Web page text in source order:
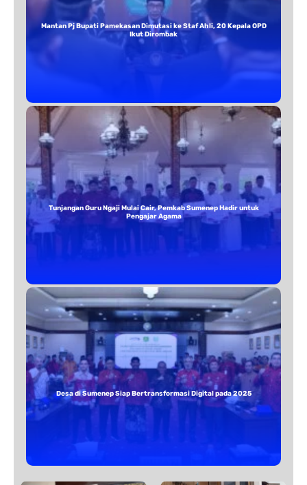
Mantan Pj Bupati Pamekasan Dimutasi ke Staf Ahli, 20 Kepala OPD
Ikut Dirombak
Tunjangan Guru Ngaji Mulai Cair, Pemkab Sumenep Hadir untuk
Pengajar Agama
Desa di Sumenep Siap Bertransformasi Digital pada 2025